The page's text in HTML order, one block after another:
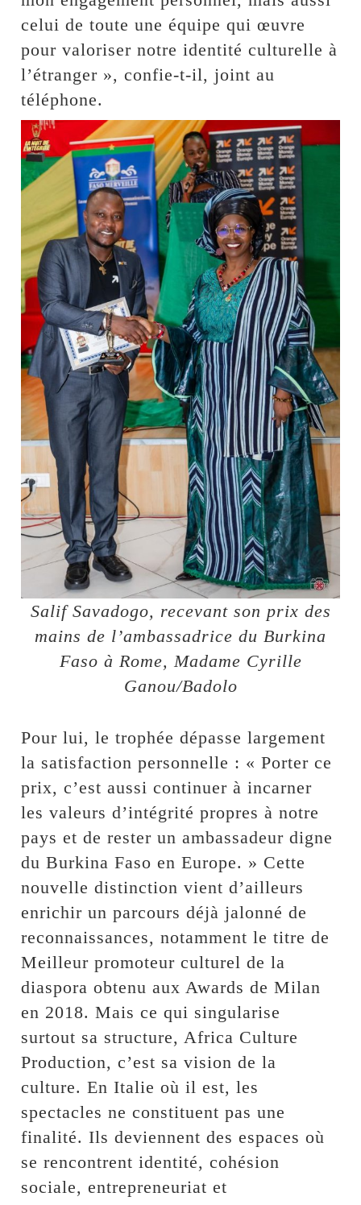
celui de toute une équipe qui œuvre
pour valoriser notre identité culturelle à
l’étranger », confie-t-il, joint au
téléphone.
Salif Savadogo, recevant son prix des
mains de l’ambassadrice du Burkina
Faso à Rome, Madame Cyrille
Ganou/Badolo
Pour lui, le trophée dépasse largement
la satisfaction personnelle : « Porter ce
prix, c’est aussi continuer à incarner
les valeurs d’intégrité propres à notre
pays et de rester un ambassadeur digne
du Burkina Faso en Europe. » Cette
nouvelle distinction vient d’ailleurs
enrichir un parcours déjà jalonné de
reconnaissances, notamment le titre de
Meilleur promoteur culturel de la
diaspora obtenu aux Awards de Milan
en 2018. Mais ce qui singularise
surtout sa structure, Africa Culture
Production, c’est sa vision de la
culture. En Italie où il est, les
spectacles ne constituent pas une
finalité. Ils deviennent des espaces où
se rencontrent identité, cohésion
sociale, entrepreneuriat et